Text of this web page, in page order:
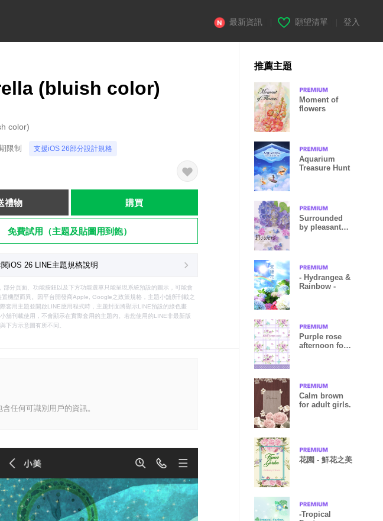
最新資訊 願望清單 登入
(bluish color)
color)
限制 支援iOS 26部分設計規格
禮物 購買
免費試用（主題及貼圖用到飽）
iOS 26 LINE主題規格說明
部分頁面、功能按鈕以及下方功能選單只能呈現系統預設的圖示，可能會
機型而異。因平台開發商Apple, Google之政策規格，主題小舖所刊載之
套用主題並開啟LINE應用程式時，主題封面將顯示LINE預設的綠色畫
舖刊載使用，不會顯示在實際套用的主題內。若您使用的LINE非最新版
下方示意圖有所不同。
任何可識別用戶的資訊。
推薦主題
Moment of
flowers
Aquarium
Treasure Hunt
Surrounded
by pleasant
- Hydrangea &
Rainbow -
Purple rose
afternoon for
Calm brown
for adult girls.
花園 - 鮮花之美
-Tropical